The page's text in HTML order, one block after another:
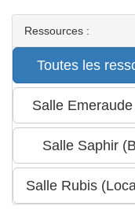
Ressources :